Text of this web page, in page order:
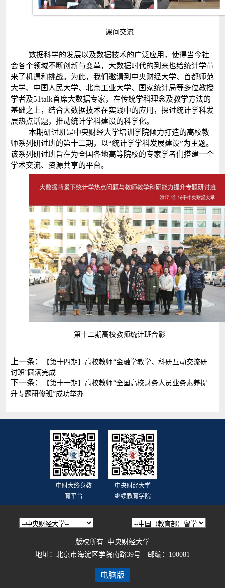
课间交流
数据科学的发展以及数据技术的广泛应用，使得当今社
会各个领域不断创新与变革，大数据时代的到来也给统计学带
来了机遇和挑战。为此，我们邀请到中央财经大学、首都师范
大学、中国人民大学、北京工业大学、国家统计局等多位教授
学者及51talk首席大数据专家，在传统学科理念及教学方法的
基础之上，结合大数据技术在实践中的应用，探讨统计学科发
展热点话题，推动统计学科建设的科学化。
本期研讨班是中央财经大学培训学院倾力打造的高校教
师系列研讨班的第十二期，以“统计学学科发展建设”为主题。
该系列研讨班旨在为全国各地高等院校的专家学者们搭建一个
学术交流、资源共享的平台。
第十二期高校教师统计班合影
上一条：
【第十四期】高校教师“金融学教学、科研互动交流研
讨班”圆满完成
下一条：
【第十一期】高校教师“全国高校财务人员业务素养提
升专题研修班”成功举办
中财大终身教
育平台
中央财经大学
继续教育学院
版权所有: 中央财经大学
地址：北京市海淀区学院南路39号 邮编：100081
电脑版